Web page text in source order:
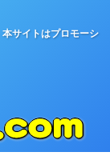
サイトはプロモーシ